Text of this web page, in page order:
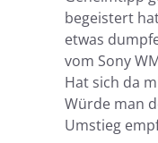
begeistert
etwas
vom Sony
Hat sich da
Würde man
Umstieg